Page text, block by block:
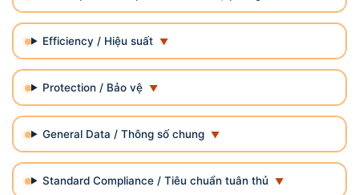
Efficiency / Hiệu suất
Protection / Bảo vệ
General Data / Thông số chung
Standard Compliance / Tiêu chuẩn tuân thủ